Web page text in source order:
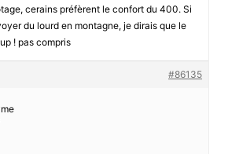
cerains préfèrent le confort du 400. Si
du lourd en montagne, je dirais que le
! pas compris
#86135